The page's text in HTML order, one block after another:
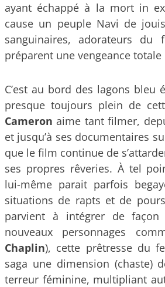
ayant échappé à la mort in
cause un peuple Navi de
sanguinaires, adorateurs du
préparent une vengeance
C’est au bord des lagons bleu
presque toujours plein de
Cameron aime tant filmer,
et jusqu’à ses documentaires
que le film continue de
ses propres rêveries. À tel
lui-même parait parfois
situations de rapts et de
parvient à intégrer de façon
nouveaux personnages
Chaplin), cette prêtresse du
saga une dimension (chaste)
terreur féminine, multipliant